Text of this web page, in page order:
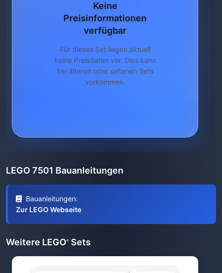
Keine
Preisinformationen
verfügbar
Für dieses Set liegen aktuell
keine Preisdaten vor. Dies kann
bei älteren oder seltenen Sets
vorkommen.
LEGO 7501 Bauanleitungen
Bauanleitungen:
Zur LEGO Webseite
Weitere LEGO® Sets